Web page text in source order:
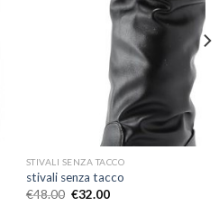
STIVALI SENZA TACCO
stivali senza tacco
€48.00 €32.00